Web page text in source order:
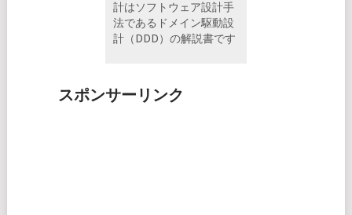
計はソフトウェア設計手
法であるドメイン駆動設
計（DDD）の解説書です
スポンサーリンク